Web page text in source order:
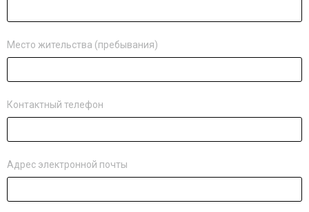
Место жительства (пребывания)
Контактный телефон
Адрес электронной почты